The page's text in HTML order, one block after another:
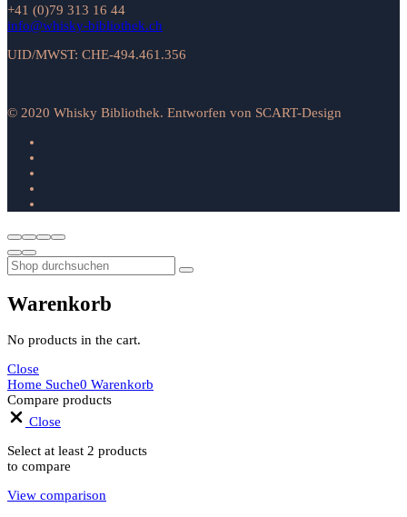
+41 (0)79 313 16 44
info@whisky-bibliothek.ch
UID/MWST: CHE-494.461.356
© 2020 Whisky Bibliothek. Entworfen von SCART-Design
Warenkorb
No products in the cart.
Close
Home Suche0 Warenkorb
Compare products
Close
Select at least 2 products
to compare
View comparison